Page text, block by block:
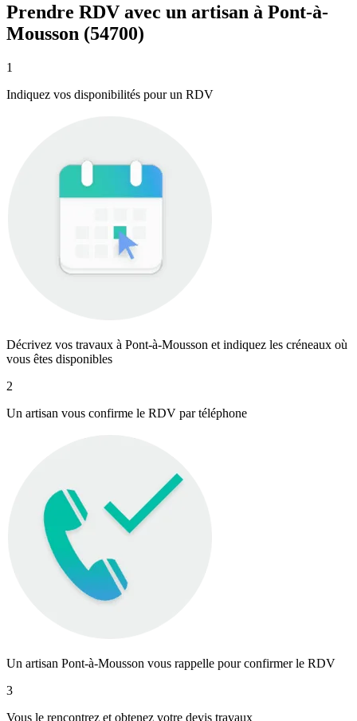
Prendre RDV avec un artisan à Pont-à-
Mousson (54700)
1
Indiquez vos disponibilités pour un RDV
Décrivez vos travaux à Pont-à-Mousson et indiquez les créneaux où
vous êtes disponibles
2
Un artisan vous confirme le RDV par téléphone
Un artisan Pont-à-Mousson vous rappelle pour confirmer le RDV
3
Vous le rencontrez et obtenez votre devis travaux